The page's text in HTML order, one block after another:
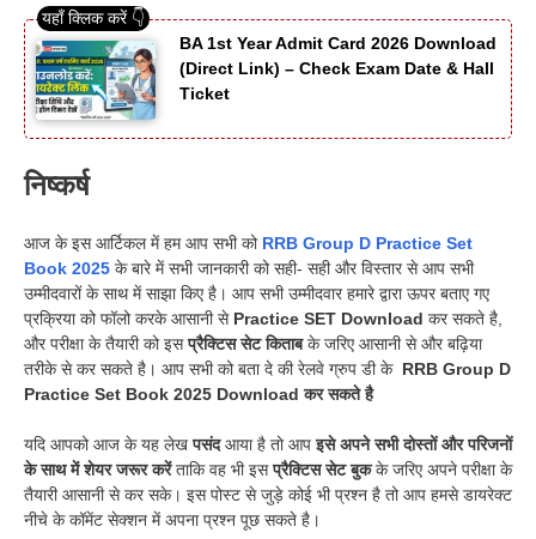
BA 1st Year Admit Card 2026 Download
(Direct Link) – Check Exam Date & Hall
Ticket
निष्कर्ष
आज के इस आर्टिकल में हम आप सभी को RRB Group D Practice Set
Book 2025 के बारे में सभी जानकारी को सही- सही और विस्तार से आप सभी
उम्मीदवारों के साथ में साझा किए है। आप सभी उम्मीदवार हमारे द्वारा ऊपर बताए गए
प्रक्रिया को फॉलो करके आसानी सेPractice SET Download कर सकते है,
और परीक्षा के तैयारी को इसप्रैक्टिस सेट किताबके जरिए आसानी से और बढ़िया
तरीके से कर सकते है। आप सभी को बता दे की रेलवे ग्रुप डी के RRB Group D
Practice Set Book 2025 Download कर सकते है
यदि आपको आज के यह लेखपसंदआया है तो आपइसे अपने सभी दोस्तों और परिजनों
के साथ में शेयर जरूर करेंताकि वह भी इसप्रैक्टिस सेट बुकके जरिए अपने परीक्षा के
तैयारी आसानी से कर सके। इस पोस्ट से जुड़े कोई भी प्रश्न है तो आप हमसे डायरेक्ट
नीचे के कॉमेंट सेक्शन में अपना प्रश्न पूछ सकते है।